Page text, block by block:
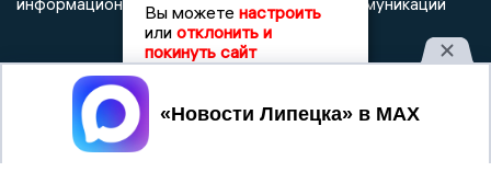
информационных технологий и массовых коммуникаций
Вы можете настроить
или отклонить и
покинуть сайт
Принять